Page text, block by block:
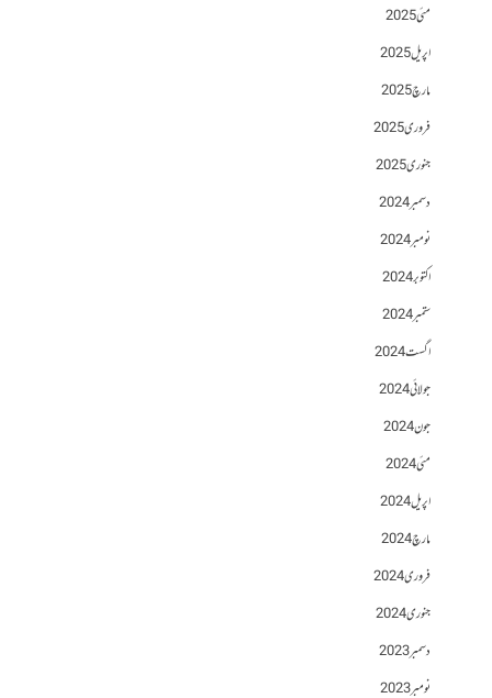
مئی 2025
اپریل 2025
مارچ 2025
فروری 2025
جنوری 2025
دسمبر 2024
نومبر 2024
اکتوبر 2024
ستمبر 2024
اگست 2024
جولائی 2024
جون 2024
مئی 2024
اپریل 2024
مارچ 2024
فروری 2024
جنوری 2024
دسمبر 2023
نومبر 2023